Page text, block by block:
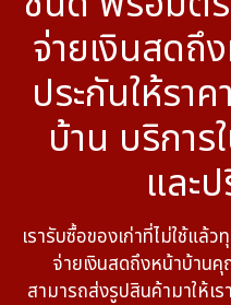
จ่ายเงินสด
ประกันให้รา
บ้าน บริกา
และ
เรารับซื้อของเก่าที่ไม่ใช้แล้
จ่ายเงินสดถึงหน้าบ้าน
สามารถส่งรูปสินค้ามาให้เ